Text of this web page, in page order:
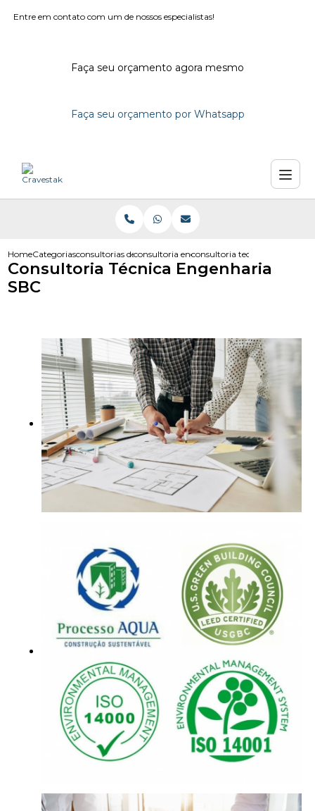
Entre em contato com um de nossos especialistas!
Faça seu orçamento agora mesmo
Faça seu orçamento por Whatsapp
HomeCategoriasconsultorias de engenharia
consultoria engenhariaconsultoria tecnica
Consultoria Técnica Engenharia
SBC